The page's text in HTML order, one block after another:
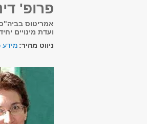
פרופ'
אמריטוס
ועדת מינויים
ניווט מהיר: מידע